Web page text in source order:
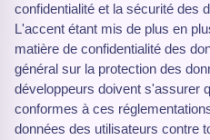
confidentialité et la sécurité des
L'accent étant mis de plus en
matière de confidentialité des
général sur la protection des
développeurs doivent s'assurer
conformes à ces
données des utilisateurs contre